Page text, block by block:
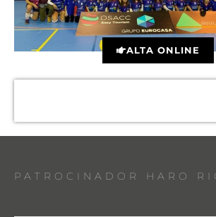
ALTA ONLINE
PATROCINADOR HARO